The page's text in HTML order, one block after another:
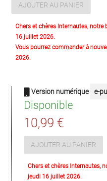
AJOUTER AU PANIER
Chers et chères Internautes,
16 juillet 2026.
Vous pourrez commander à
2026.
Version numérique e-
Disponible
10,99 €
AJOUTER AU PANIER
Chers et chères Internautes,
jeudi 16 juillet 2026.